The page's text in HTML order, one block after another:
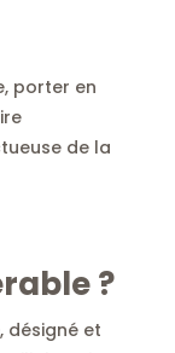
porter en
de la
?
désigné et